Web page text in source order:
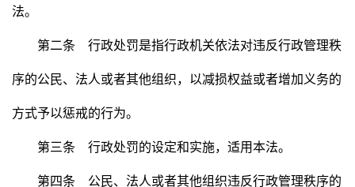
法。
第二条 行政处罚是指行政机关依法对违反行政管理秩
序的公民、法人或者其他组织，以减损权益或者增加义务的
方式予以惩戒的行为。
第三条 行政处罚的设定和实施，适用本法。
第四条 公民、法人或者其他组织违反行政管理秩序的